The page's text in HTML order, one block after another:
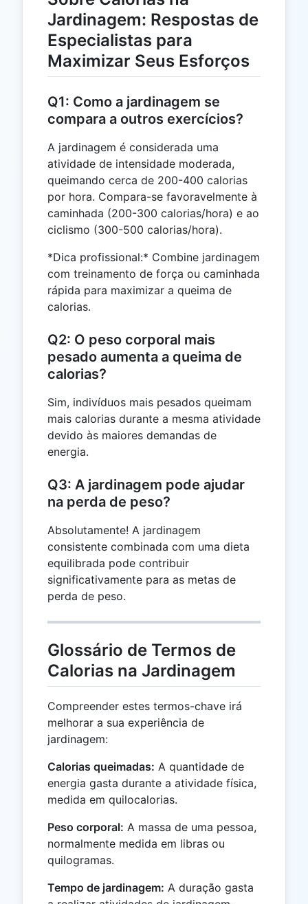
Jardinagem: Respostas de
Especialistas para
Maximizar Seus Esforços
Q1: Como a jardinagem se
compara a outros exercícios?
A jardinagem é considerada uma
atividade de intensidade moderada,
queimando cerca de 200-400 calorias
por hora. Compara-se favoravelmente à
caminhada (200-300 calorias/hora) e ao
ciclismo (300-500 calorias/hora).
*Dica profissional:* Combine jardinagem
com treinamento de força ou caminhada
rápida para maximizar a queima de
calorias.
Q2: O peso corporal mais
pesado aumenta a queima de
calorias?
Sim, indivíduos mais pesados queimam
mais calorias durante a mesma atividade
devido às maiores demandas de
energia.
Q3: A jardinagem pode ajudar
na perda de peso?
Absolutamente! A jardinagem
consistente combinada com uma dieta
equilibrada pode contribuir
significativamente para as metas de
perda de peso.
Glossário de Termos de
Calorias na Jardinagem
Compreender estes termos-chave irá
melhorar a sua experiência de
jardinagem:
Calorias queimadas: A quantidade de
energia gasta durante a atividade física,
medida em quilocalorias.
Peso corporal: A massa de uma pessoa,
normalmente medida em libras ou
quilogramas.
Tempo de jardinagem: A duração gasta